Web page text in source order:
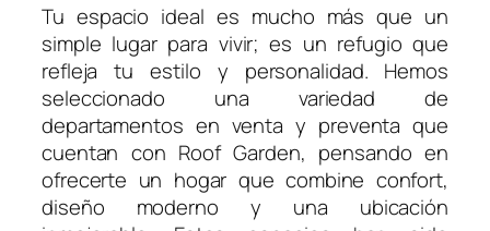
Tu espacio ideal es mucho más que un
simple lugar para vivir; es un refugio que
refleja tu estilo y personalidad. Hemos
seleccionado una variedad de
departamentos en venta y preventa que
cuentan con Roof Garden, pensando en
ofrecerte un hogar que combine confort,
diseño moderno y una ubicación